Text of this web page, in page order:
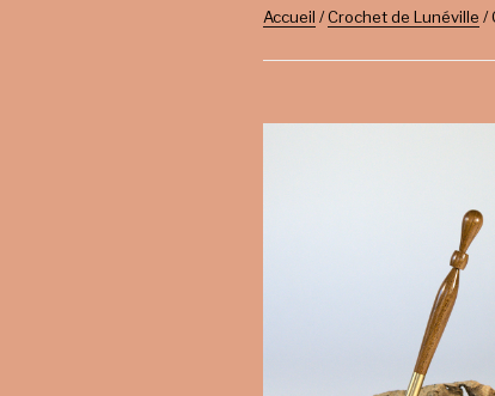
Accueil /Crochet de Lunéville /